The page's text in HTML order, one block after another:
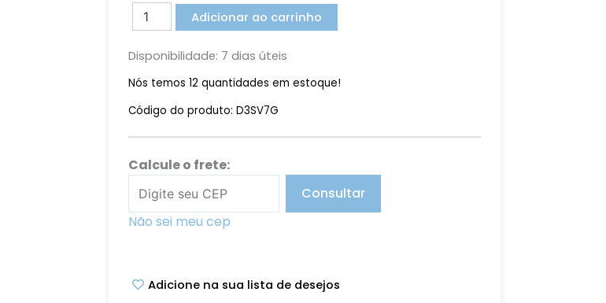
Jogo
Americano
Trancoso
com
Porta
Guardanapo
Adicionar ao carrinho
Disponibilidade: 7 dias úteis
Nós temos 12 quantidades em estoque!
Código do produto: D3SV7G
Calcule o frete:
Consultar
Não sei meu cep
Adicione na sua lista de desejos